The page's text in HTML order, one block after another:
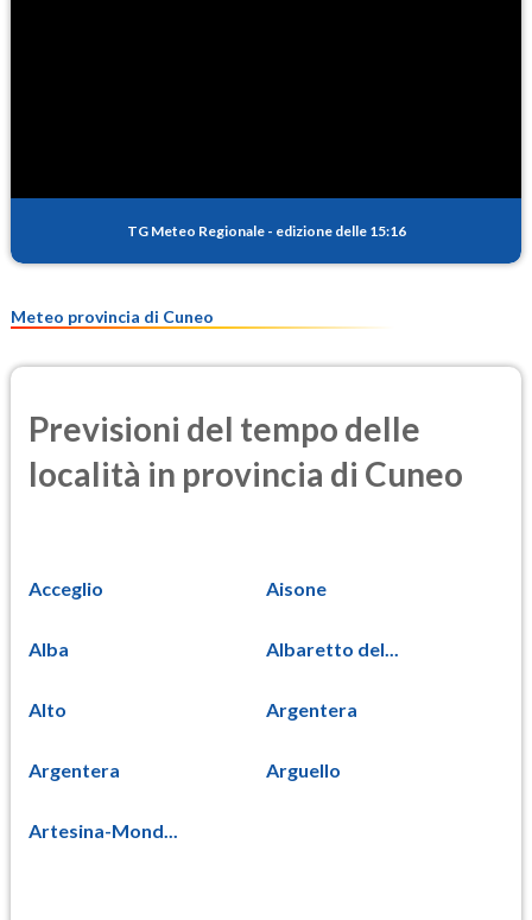
TG Meteo Regionale - edizione delle 15:16
Meteo provincia di Cuneo
Previsioni del tempo delle
località in provincia di Cuneo
Acceglio Aisone
Alba Albaretto del...
Alto Argentera
Argentera Arguello
Artesina-Mond...